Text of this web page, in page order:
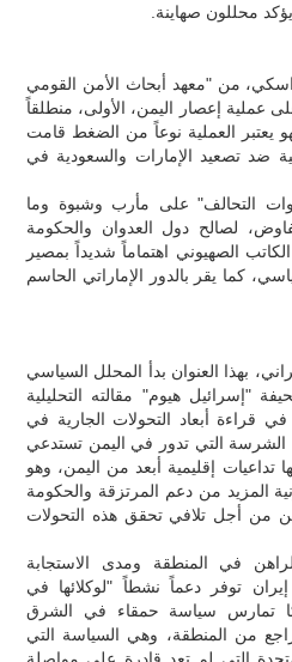
محللون صهاينة.
من "معهد أبحاث الأمن القومي
عملية إعصار اليمن، الأولى، منطلقاً
يعتبر العملية نوعاً من الضغط قامت
ضد تصعيد الإمارات والسعودية في
التحالف" على مأرب وشبوة وما
لصالح دول العدوان والحكومة
الصهيوني اهتماماً شديداً بمصير
كما يقر بالدور الإماراتي الحاسم
بهذا العنوان بدأ المحلل السياسي
"إسرائيل هيوم" مقالته التحليلية
قراءة أبعاد التحولات الجارية في
الشرسة التي تدور في اليمن تستدعي
تداعيات إقليمية أبعد من اليمن، وهو
المزيد من دعم المرتزقة والحكومة
من أجل تلافي تحقق هذه التحولات
في المنطقة ومدى الاستجابة
توفر دعماً نشطاً "لوكلائها في
تمارس سياسة حمقاء في الشرق
من المنطقة، وهي السياسة التي